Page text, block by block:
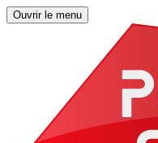
Ouvrir le menu